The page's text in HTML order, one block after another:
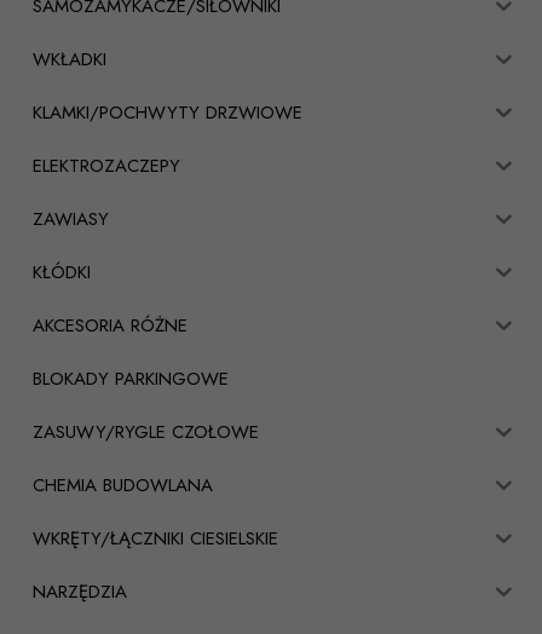
SAMOZAMYKACZE/SIŁOWNIKI
WKŁADKI
KLAMKI/POCHWYTY DRZWIOWE
ELEKTROZACZEPY
ZAWIASY
KŁÓDKI
AKCESORIA RÓŻNE
BLOKADY PARKINGOWE
ZASUWY/RYGLE CZOŁOWE
CHEMIA BUDOWLANA
WKRĘTY/ŁĄCZNIKI CIESIELSKIE
NARZĘDZIA